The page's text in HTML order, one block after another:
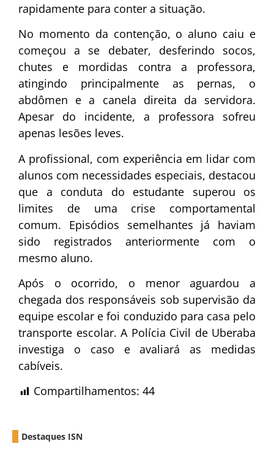
rapidamente para conter a situação.
No momento da contenção, o aluno caiu e
começou a se debater, desferindo socos,
chutes e mordidas contra a professora,
atingindo principalmente as pernas, o
abdômen e a canela direita da servidora.
Apesar do incidente, a professora sofreu
apenas lesões leves.
A profissional, com experiência em lidar com
alunos com necessidades especiais, destacou
que a conduta do estudante superou os
limites de uma crise comportamental
comum. Episódios semelhantes já haviam
sido registrados anteriormente com o
mesmo aluno.
Após o ocorrido, o menor aguardou a
chegada dos responsáveis sob supervisão da
equipe escolar e foi conduzido para casa pelo
transporte escolar. A Polícia Civil de Uberaba
investiga o caso e avaliará as medidas
cabíveis.
Compartilhamentos: 44
Destaques ISN